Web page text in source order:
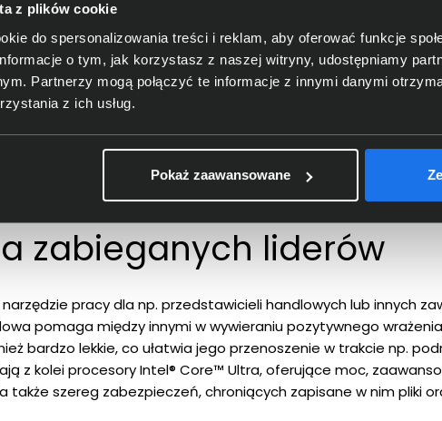
z plików cookie
do spersonalizowania treści i reklam, aby oferować funkcje
o tym, jak korzystasz z naszej witryny, udostępniamy
Partnerzy mogą połączyć te informacje z innymi danymi
z ich usług.
Pokaż zaawansowane
G1i
zabieganych liderów
narzędzie pracy dla np. przedstawicieli handlowych lub innych
pomaga między innymi w wywieraniu pozytywnego
bardzo lekkie, co ułatwia jego przenoszenie w trakcie np.
z kolei procesory Intel® Core™ Ultra, oferujące moc,
szereg zabezpieczeń, chroniących zapisane w nim pliki